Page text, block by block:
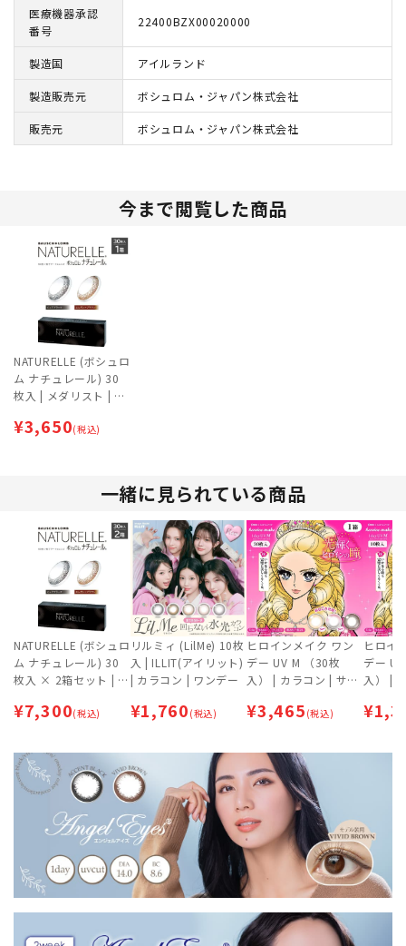
医療機器承認
番号
22400BZX00020000
製造国 アイルランド
製造販売元 ボシュロム・ジャパン株式会社
販売元 ボシュロム・ジャパン株式会社
今まで閲覧した商品
NATURELLE (ボシュロ
ム ナチュレール) 30
枚入 | メダリスト | サ
ン | ワンデー
¥3,650(税込)
一緒に見られている商品
NATURELLE (ボシュロ
ム ナチュレール) 30
枚入 × 2箱セット | メ
ンズ | カラコン | ワン
¥7,300(税込)
リルミィ (LilMe) 10枚
入 | ILLIT(アイリット)
| カラコン | ワンデー
¥1,760 (税込)
ヒロインメイク ワン
デー UV M （30枚
入） | カラコン | サー
¥3,465 (税込)
ヒロイ
デー
入） |
¥